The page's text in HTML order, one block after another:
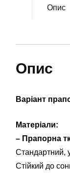
Опис
Опис
Варіант
Матеріали:
– Прапорна
Стандартний,
Стійкий до